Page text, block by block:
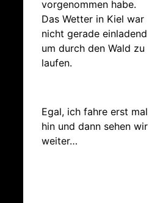
vorgenommen habe.
Das Wetter in Kiel war
nicht gerade einladend
um durch den Wald zu
laufen.
Egal, ich fahre erst mal
hin und dann sehen wir
weiter…